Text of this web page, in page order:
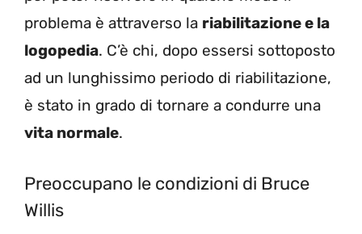
problema è attraverso la riabilitazione e la
logopedia. C’è chi, dopo essersi sottoposto
ad un lunghissimo periodo di riabilitazione,
è stato in grado di tornare a condurre una
vita normale.
Preoccupano le condizioni di Bruce
Willis